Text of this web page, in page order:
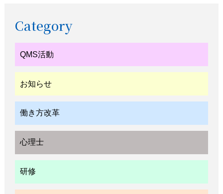
Category
QMS活動
お知らせ
働き方改革
心理士
研修